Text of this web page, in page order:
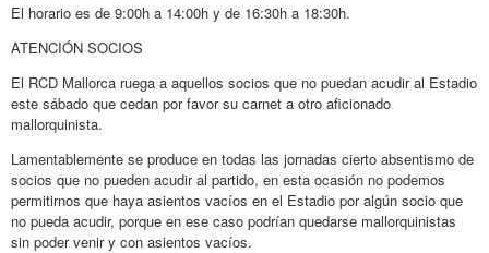
El horario es de 9:00h a 14:00h y de 16:30h a 18:30h.
ATENCIÓN SOCIOS
El RCD Mallorca ruega a aquellos socios que no puedan acudir al Estadio
este sábado que cedan por favor su carnet a otro aficionado
mallorquinista.
Lamentablemente se produce en todas las jornadas cierto absentismo de
socios que no pueden acudir al partido, en esta ocasión no podemos
permitirnos que haya asientos vacíos en el Estadio por algún socio que
no pueda acudir, porque en ese caso podrían quedarse mallorquinistas
sin poder venir y con asientos vacíos.